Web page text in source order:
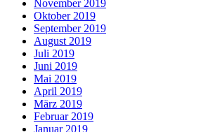
November 2019
Oktober 2019
September 2019
August 2019
Juli 2019
Juni 2019
Mai 2019
April 2019
März 2019
Februar 2019
Januar 2019